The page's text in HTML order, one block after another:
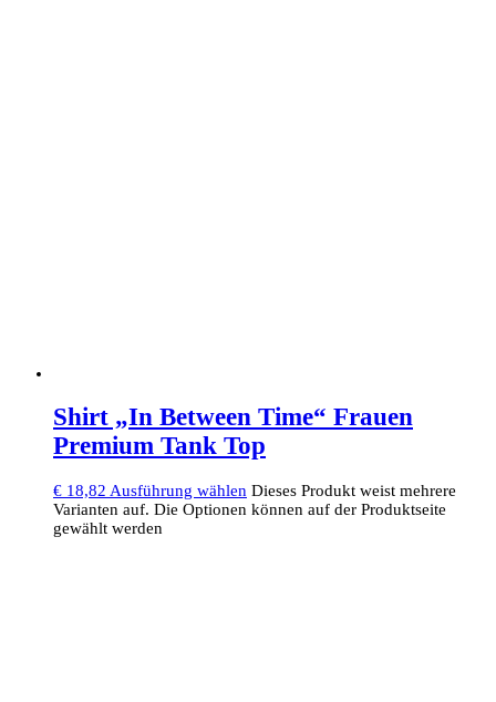
Shirt „In Between Time“ Frauen
Premium Tank Top
€ 18,82 Ausführung wählen Dieses Produkt weist mehrere
Varianten auf. Die Optionen können auf der Produktseite
gewählt werden